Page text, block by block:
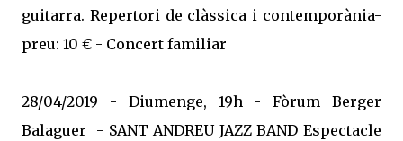
guitarra. Repertori de clàssica i contemporània-
preu: 10 € - Concert familiar
28/04/2019 - Diumenge, 19h - Fòrum Berger
Balaguer - SANT ANDREU JAZZ BAND Espectacle